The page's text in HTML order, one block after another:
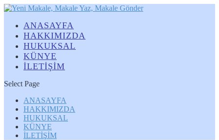
ANASAYFA
HAKKIMIZDA
HUKUKSAL
KÜNYE
İLETİŞİM
Select Page
ANASAYFA
HAKKIMIZDA
HUKUKSAL
KÜNYE
İLETİŞİM